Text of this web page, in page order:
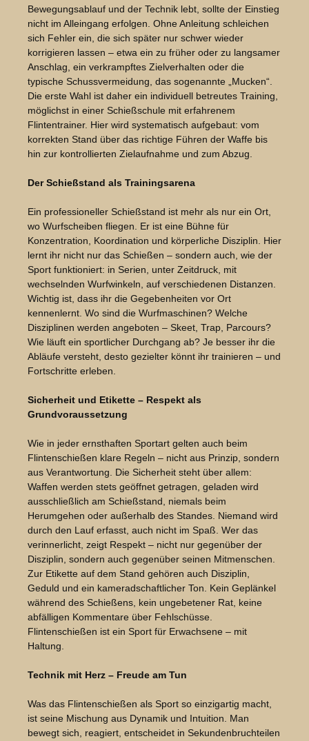
Bewegungsablauf und der Technik lebt, sollte der Einstieg
nicht im Alleingang erfolgen. Ohne Anleitung schleichen
sich Fehler ein, die sich später nur schwer wieder
korrigieren lassen – etwa ein zu früher oder zu langsamer
Anschlag, ein verkrampftes Zielverhalten oder die
typische Schussvermeidung, das sogenannte „Mucken“.
Die erste Wahl ist daher ein individuell betreutes Training,
möglichst in einer Schießschule mit erfahrenem
Flintentrainer. Hier wird systematisch aufgebaut: vom
korrekten Stand über das richtige Führen der Waffe bis
hin zur kontrollierten Zielaufnahme und zum Abzug.
Der Schießstand als Trainingsarena
Ein professioneller Schießstand ist mehr als nur ein Ort,
wo Wurfscheiben fliegen. Er ist eine Bühne für
Konzentration, Koordination und körperliche Disziplin. Hier
lernt ihr nicht nur das Schießen – sondern auch, wie der
Sport funktioniert: in Serien, unter Zeitdruck, mit
wechselnden Wurfwinkeln, auf verschiedenen Distanzen.
Wichtig ist, dass ihr die Gegebenheiten vor Ort
kennenlernt. Wo sind die Wurfmaschinen? Welche
Disziplinen werden angeboten – Skeet, Trap, Parcours?
Wie läuft ein sportlicher Durchgang ab? Je besser ihr die
Abläufe versteht, desto gezielter könnt ihr trainieren – und
Fortschritte erleben.
Sicherheit und Etikette – Respekt als
Grundvoraussetzung
Wie in jeder ernsthaften Sportart gelten auch beim
Flintenschießen klare Regeln – nicht aus Prinzip, sondern
aus Verantwortung. Die Sicherheit steht über allem:
Waffen werden stets geöffnet getragen, geladen wird
ausschließlich am Schießstand, niemals beim
Herumgehen oder außerhalb des Standes. Niemand wird
durch den Lauf erfasst, auch nicht im Spaß. Wer das
verinnerlicht, zeigt Respekt – nicht nur gegenüber der
Disziplin, sondern auch gegenüber seinen Mitmenschen.
Zur Etikette auf dem Stand gehören auch Disziplin,
Geduld und ein kameradschaftlicher Ton. Kein Geplänkel
während des Schießens, kein ungebetener Rat, keine
abfälligen Kommentare über Fehlschüsse.
Flintenschießen ist ein Sport für Erwachsene – mit
Haltung.
Technik mit Herz – Freude am Tun
Was das Flintenschießen als Sport so einzigartig macht,
ist seine Mischung aus Dynamik und Intuition. Man
bewegt sich, reagiert, entscheidet in Sekundenbruchteilen